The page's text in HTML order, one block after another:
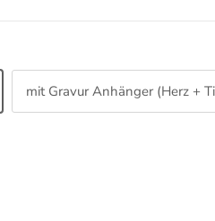
mit Gravur Anhänger (Herz +